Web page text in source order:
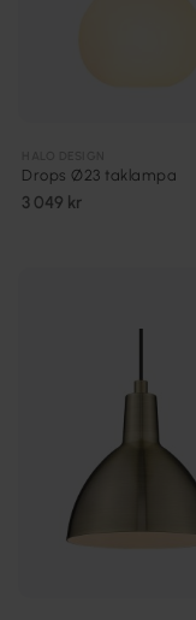
Drops Ø23 taklampa
3 049 kr